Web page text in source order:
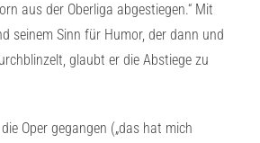
aus der Oberliga abgestiegen.“ Mit
seinem Sinn für Humor, der dann und
glaubt er die Abstiege zu
Oper gegangen („das hat mich